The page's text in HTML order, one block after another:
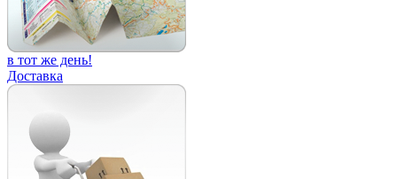
в тот же день!
Доставка